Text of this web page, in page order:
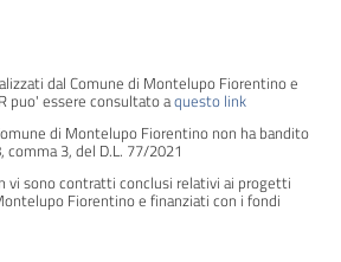
dal Comune di Montelupo Fiorentino e
puo' essere consultato aquesto link
di Montelupo Fiorentino non ha bandito
3, del D.L. 77/2021
vi sono contratti conclusi relativi ai progetti
Fiorentino e finanziati con i fondi